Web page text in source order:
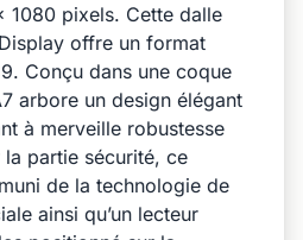
1080 pixels. Cette dalle
offre un format
Conçu dans une coque
arbore un design élégant
à merveille robustesse
partie sécurité, ce
de la technologie de
ainsi qu’un lecteur